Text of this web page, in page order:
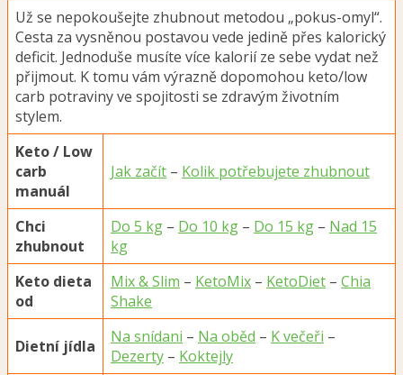
Už se nepokoušejte zhubnout metodou „pokus-omyl“.
Cesta za vysněnou postavou vede jedině přes kalorický
deficit. Jednoduše musíte více kalorií ze sebe vydat než
přijmout. K tomu vám výrazně dopomohou keto/low
carb potraviny ve spojitosti se zdravým životním
stylem.
Keto / Low
carb
manuál
Jak začít – Kolik potřebujete zhubnout
Chci
zhubnout
Do 5 kg – Do 10 kg – Do 15 kg – Nad 15
kg
Keto dieta
od
Mix & Slim – KetoMix – KetoDiet – Chia
Shake
Dietní jídla Na snídani – Na oběd – K večeři –
Dezerty – Koktejly